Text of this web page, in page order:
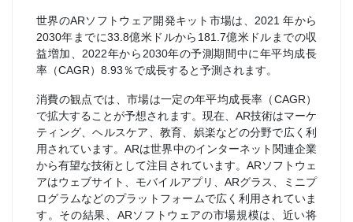
世界のARソフトウェア開発キット市場は、2021 年から
2030年までに33.8億米ドルから181.7億米ドルまでの収
益増加、2022年から2030年の予測期間中に年平均成長
率（CAGR）8.93％で成長すると予測されます。
消費の観点では、市場は一定の年平均成長率（CAGR）
で拡大することが予想されます。現在、AR技術はマーケ
ティング、ヘルスケア、教育、娯楽などの分野で広く利
用されています。ARは世界中のインターネット関連企業
から有望な技術として注目されています。ARソフトウェ
アはウェブサイト、モバイルアプリ、ARグラス、ミニプ
ログラムなどのプラットフォームで広く利用されていま
す。その結果、ARソフトウェアの市場規模は、近い将